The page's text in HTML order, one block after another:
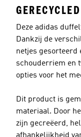
Deze adidas
Dankzij de
netjes gesorteerd
schouderriem en
opties voor het
Dit product is
materiaal. Door
zijn gecreëerd,
afhankelijkheid